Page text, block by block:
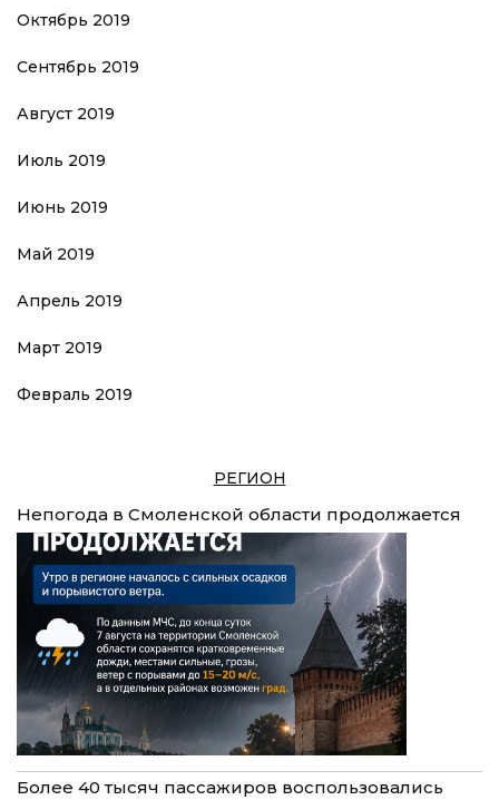
Октябрь 2019
Сентябрь 2019
Август 2019
Июль 2019
Июнь 2019
Май 2019
Апрель 2019
Март 2019
Февраль 2019
РЕГИОН
Непогода в Смоленской области продолжается
Более 40 тысяч пассажиров воспользовались